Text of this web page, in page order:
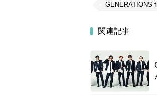
GENERATIONS
関連記事